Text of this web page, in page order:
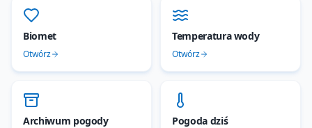
Biomet
Otwórz
Temperatura wody
Otwórz
Archiwum pogody Pogoda dziś